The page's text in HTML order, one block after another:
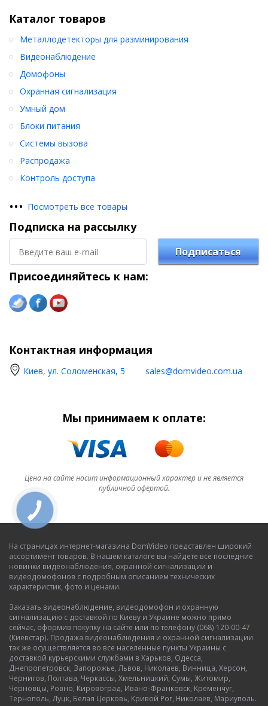
Каталог товаров
Металлодетекторы для разминирования
Видеонаблюдение
Домофоны
Охранная сигнализация
Умный дом
Блоки питания
Системы вызова
Распродажа
Контроль доступа
••• Посмотреть все товары
Подписка на рассылку
Подписаться
Присоединяйтесь к нам:
Контактная информация
Киев, ул. Соломенская, 5 sales@domvideo.com.ua
Мы принимаем к оплате:
Цена на сайте носит информационный характер и не является
публичной офертой.
На страницах интернет-магазина DomVideo представлен широкий
ассортимент товаров. В нашем каталоге вы найдете все последние
новинки видеонаблюдения, охранной сигнализации и
видеодомофонов с подробным описанием технических
характеристик, фото и ценами.
Заказать видеонаблюдение, видеодомофон и охранную
сигнализацию с доставкой по Киеву и Украине можно прямо
сейчас, оформив покупку на сайте или по телефону (068) 120-00-47
(Киевстар). Продажа видеонаблюдения и охранной сигнализации
так же осуществляется во все населенные пункты Украины с
доставкой курьерскими службами в Харьков, Одесса,
Днепропетровск, Запорожье, Львов, Николаев, Винница, Херсон,
Чернигов, Полтава, Черкассы, Хмельницкий, Сумы, Житомир,
Черновцы, Ровно, Кировоград, Ивано-Франковск, Кременчуг,
Тернополь, Луцк, Белая Церковь, Кривой Рог, Николаев, Мариуполь.